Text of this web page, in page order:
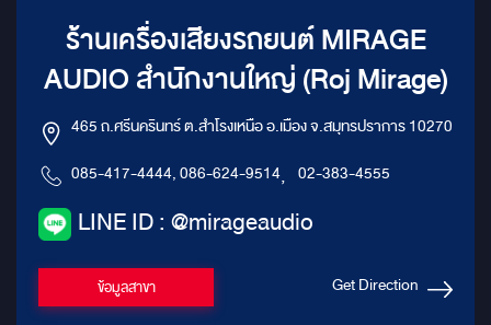
ร้านเครื่องเสียงรถยนต์ MIRAGE
AUDIO สำนักงานใหญ่ (Roj Mirage)
465 ถ.ศรีนครินทร์ ต.สำโรงเหนือ อ.เมือง จ.สมุทรปราการ 10270
085-417-4444, 086-624-9514, 02-383-4555
LINE ID : @mirageaudio
ข้อมูลสาขา Get Direction